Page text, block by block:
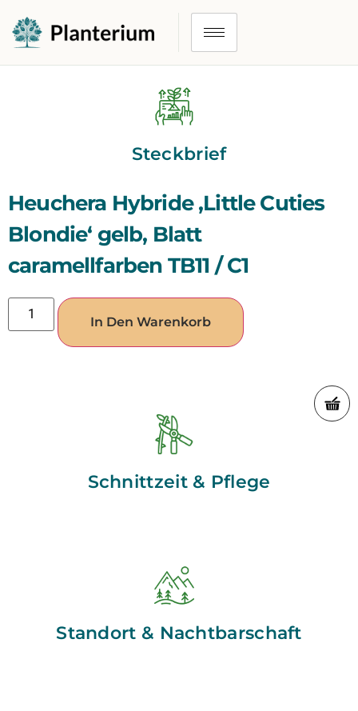
Steckbrief
Heuchera Hybride ‚Little Cuties
Blondie‘ gelb, Blatt
caramellfarben TB11 / C1
In Den Warenkorb
Schnittzeit & Pflege
Standort & Nachtbarschaft